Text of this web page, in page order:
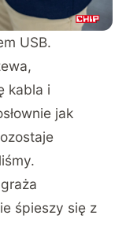
USB.
kabla i
jak
śpieszy się z